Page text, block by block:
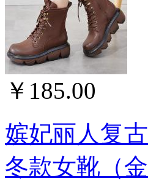
￥185.00
嫔妃丽人复
冬款女靴（